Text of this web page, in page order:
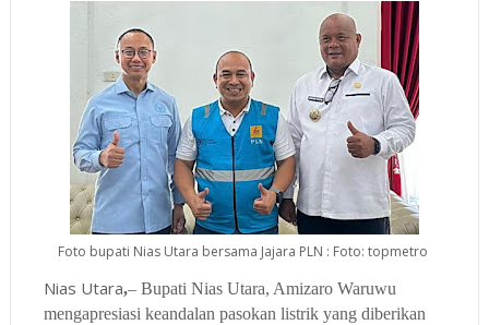
Foto bupati Nias Utara bersama Jajara PLN : Foto: topmetro
Nias Utara,– Bupati Nias Utara, Amizaro Waruwu
mengapresiasi keandalan pasokan listrik yang diberikan